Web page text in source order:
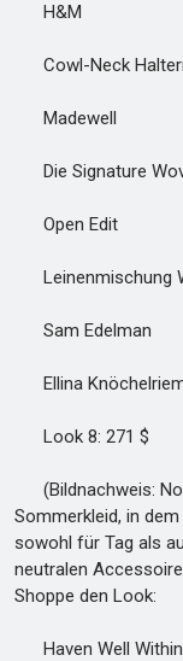
H&M
Cowl-Neck
Madewell
Die Signature
Open Edit
Leinenmischung
Sam Edelman
Ellina
Look 8: 271 $
(Bildnachweis:
Sommerkleid, in
sowohl für Tag als
neutralen
Shoppe den Look:
Haven Well Within